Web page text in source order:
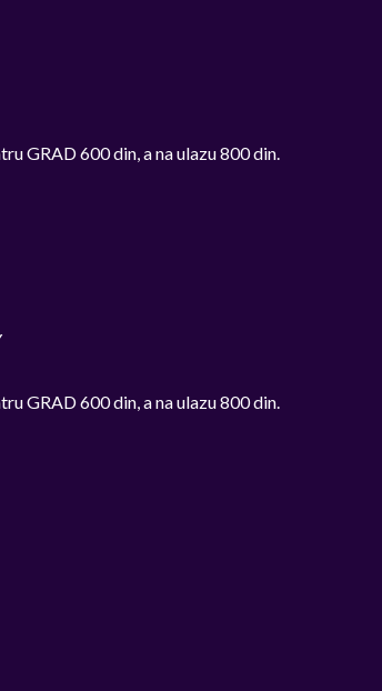
GRAD 600 din, a na ulazu 800 din.
GRAD 600 din, a na ulazu 800 din.